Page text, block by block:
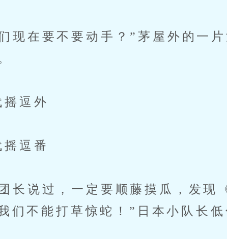
在要不要动手？”茅屋外的一片
逗外
逗番
说过，一定要顺藤摸瓜，发现
们不能打草惊蛇！”日本小队长低